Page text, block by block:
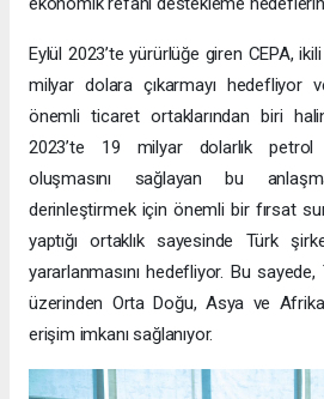
Eylül 2023’te yürürlüğe giren CEPA,
milyar dolara çıkarmayı hedefliyor
önemli ticaret ortaklarından biri
2023’te 19 milyar dolarlık petrol
oluşmasını sağlayan bu
derinleştirmek için önemli bir fırsat
yaptığı ortaklık sayesinde Türk
yararlanmasını hedefliyor. Bu
üzerinden Orta Doğu, Asya ve
erişim imkanı sağlanıyor.